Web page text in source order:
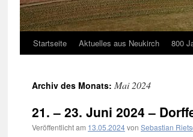
Zum
springen
Startseite Aktuelles aus Neukirch 800
Archiv des Monats: Mai 2024
21. – 23. Juni 2024 –
Veröffentlicht am 13.05.2024von Sebastian